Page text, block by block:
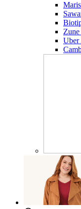
Zune
Uber